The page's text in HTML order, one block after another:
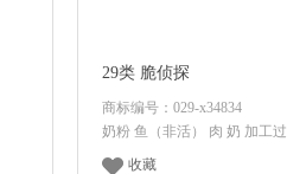
29类 脆侦探
商标编号：029-x34834
奶粉 鱼（非活） 肉 奶 加工过
收藏